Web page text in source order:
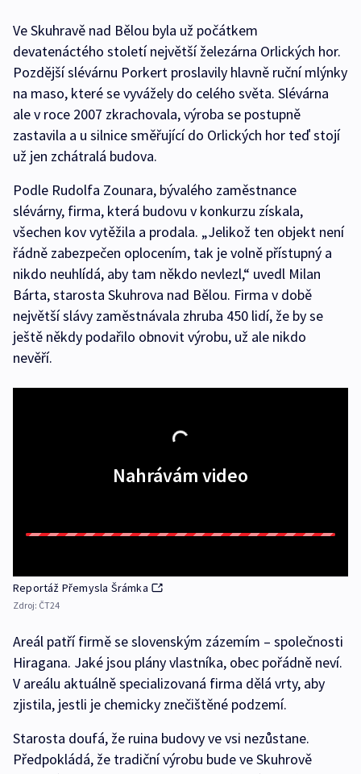
Ve Skuhravě nad Bělou byla už počátkem
devatenáctého století největší železárna Orlických hor.
Pozdější slévárnu Porkert proslavily hlavně ruční mlýnky
na maso, které se vyvážely do celého světa. Slévárna
ale v roce 2007 zkrachovala, výroba se postupně
zastavila a u silnice směřující do Orlických hor teď stojí
už jen zchátralá budova.
Podle Rudolfa Zounara, bývalého zaměstnance
slévárny, firma, která budovu v konkurzu získala,
všechen kov vytěžila a prodala. „Jelikož ten objekt není
řádně zabezpečen oplocením, tak je volně přístupný a
nikdo neuhlídá, aby tam někdo nevlezl,“ uvedl Milan
Bárta, starosta Skuhrova nad Bělou. Firma v době
největší slávy zaměstnávala zhruba 450 lidí, že by se
ještě někdy podařilo obnovit výrobu, už ale nikdo
nevěří.
Nahrávám video
Reportáž Přemysla Šrámka
Zdroj: ČT24
Areál patří firmě se slovenským zázemím – společnosti
Hiragana. Jaké jsou plány vlastníka, obec pořádně neví.
V areálu aktuálně specializovaná firma dělá vrty, aby
zjistila, jestli je chemicky znečištěné podzemí.
Starosta doufá, že ruina budovy ve vsi nezůstane.
Předpokládá, že tradiční výrobu bude ve Skuhrově